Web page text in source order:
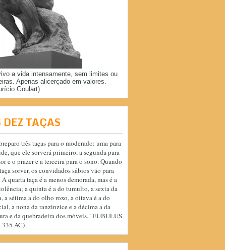
a vida intensamente, sem limites ou
Apenas alicerçado em valores.
Goulart)
DEZ TAÇAS
três taças para o moderado: uma para
que ele sorverá primeiro, a segunda para
e o prazer e a terceira para o sono. Quando
sorver, os convidados sábios vão para
A quarta taça é a menos demorada, mas é a
a quinta é a do tumulto, a sexta da
a sétima a do olho roxo, a oitava é a do
a nona da ranzinzice e a décima a da
e da quebradeira dos móveis." EUBULUS
335 AC)